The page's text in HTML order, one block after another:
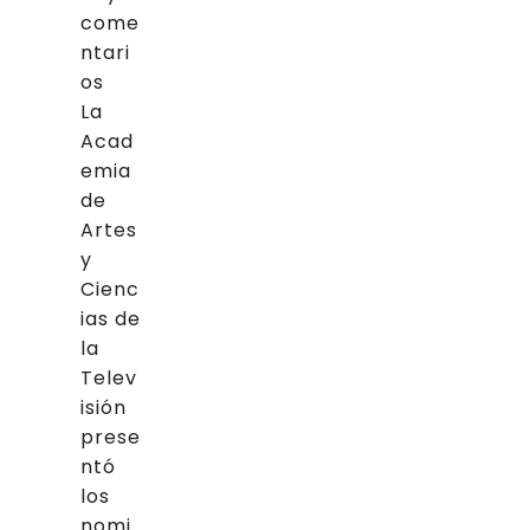
come
ntari
os
La
Acad
emia
de
Artes
y
Cienc
ias de
la
Telev
isión
prese
ntó
los